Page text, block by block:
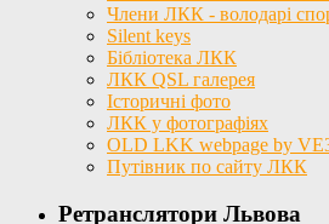
Члени ЛКК - володарі
Silent keys
Бібліотека ЛКК
ЛКК QSL галерея
Історичні фото
ЛКК у фотографіях
OLD LKK webpage by
Путівник по сайту ЛКК
Ретранслятори Львова